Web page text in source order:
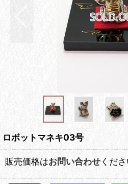
ロボットマネキ03号
販売価格はお問い合わせくださ